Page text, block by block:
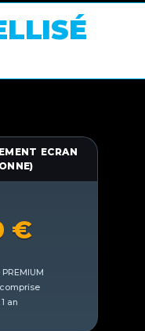
ECRAN
€